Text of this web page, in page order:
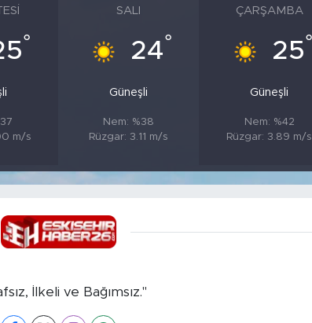
°
m/s
SALI
24°
Güneşli
Nem: %38
Rüzgar: 3.11 m/s
ÇARŞAMBA
25°
Güneşli
Nem: %42
Rüzgar: 3.89 m/s
İlkeli ve Bağımsız."